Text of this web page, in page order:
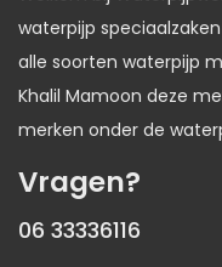
waterpijp
alle soorten waterpijp
Khalil Mamoon deze
merken onder de
Vragen?
06 33336116